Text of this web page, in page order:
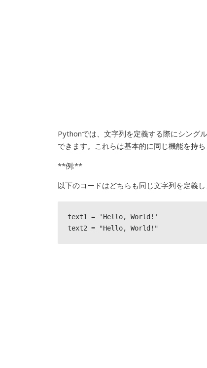
Pythonでは、文字列を定義する際にシング
できます。これらは基本的に同じ機能を持
**例:**
以下のコードはどちらも同じ文字列を定義し
text1 = 'Hello, World!'
text2 = "Hello, World!"